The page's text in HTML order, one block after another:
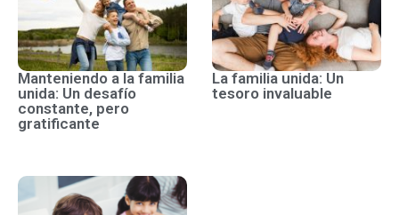
Manteniendo a la familia
unida: Un desafío
constante, pero
gratificante
La familia unida: Un
tesoro invaluable